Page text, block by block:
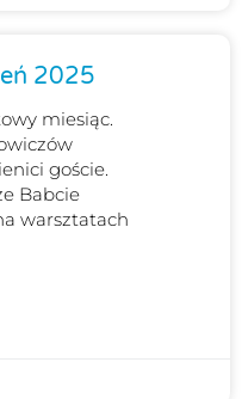
2025
miesiąc.
goście.
Babcie
warsztatach